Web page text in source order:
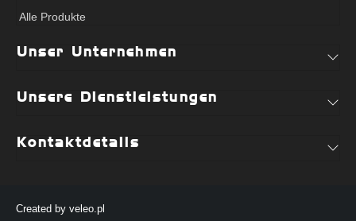
Alle Produkte
Unser Unternehmen
Unsere Dienstleistungen
Kontaktdetails
Created by veleo.pl